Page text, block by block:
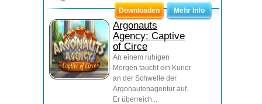
Downloaden
Mehr Info
Argonauts
Agency: Captive
of Circe
An einem ruhigen
Morgen taucht ein Kurier
an der Schwelle der
Argonautenagentur auf.
Er überreich...